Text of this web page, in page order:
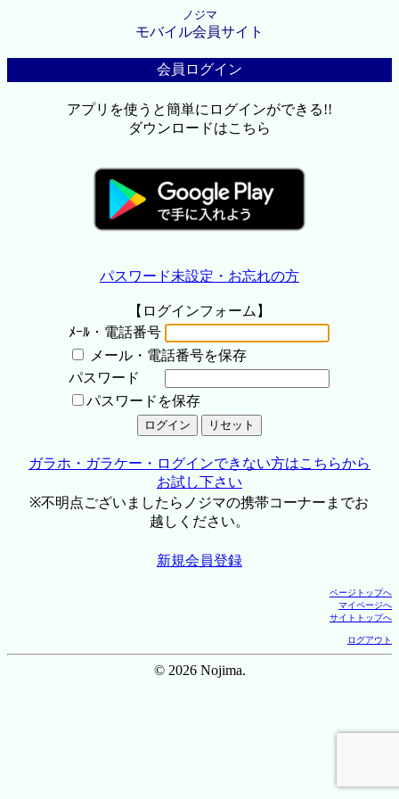
ノジマ
モバイル会員サイト
会員ログイン
アプリを使うと簡単にログインができる!!
ダウンロードはこちら
パスワード未設定・お忘れの方
【ログインフォーム】
ﾒｰﾙ・電話番号
メール・電話番号を保存
パスワード
パスワードを保存
ガラホ・ガラケー・ログインできない方はこちらから
お試し下さい
※不明点ございましたらノジマの携帯コーナーまでお
越しください。
新規会員登録
ページトップへ
マイページへ
サイトトップへ
ログアウト
© 2026 Nojima.